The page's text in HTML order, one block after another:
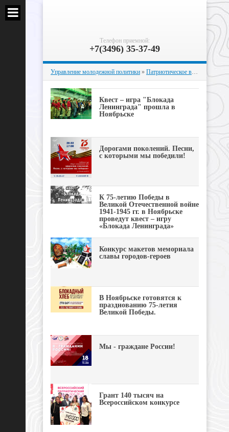
Телефон приемной:
+7(3496) 35-37-49
Управление молодежной политики » Патриотическое воспитание
Квест – игра "Блокада
Ленинграда" прошла в
Ноябрьске
Дорогами поколений. Песни,
с которыми мы победили!
К 75-летию Победы в
Великой Отечественной войне
1941-1945 гг. в Ноябрьске
проведут квест – игру
«Блокада Ленинграда»
Конкурс макетов мемориала
славы городов-героев
В Ноябрьске готовятся к
празднованию 75-летия
Великой Победы.
Мы - граждане России!
Грант 140 тысяч на
Всероссийском конкурсе